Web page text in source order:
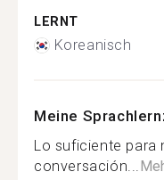
LERNT
Koreanisch
Meine
Lo suficiente para
conversación...